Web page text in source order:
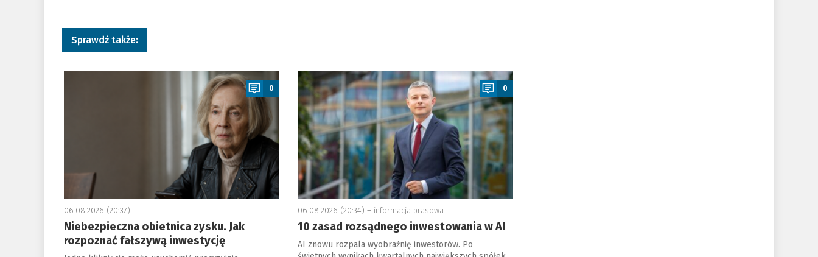
Sprawdź także:
a
0
06.08.2026 (20:37)
Niebezpieczna obietnica zysku. Jak
rozpoznać fałszywą inwestycję
a
0
06.08.2026 (20:34) – informacja prasowa
10 zasad rozsądnego inwestowania w AI
AI znowu rozpala wyobraźnię inwestorów. Po